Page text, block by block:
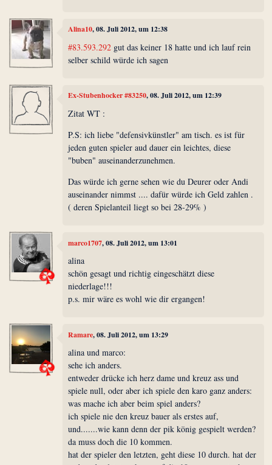
Alina10, 08. Juli 2012, um 12:38
#83.593.292 gut das keiner 18 hatte und ich lauf rein
selber schild würde ich sagen
Ex-Stubenhocker #83250, 08. Juli 2012, um 12:39
Zitat WT :
P.S: ich liebe "defensivkünstler" am tisch. es ist für
jeden guten spieler aud dauer ein leichtes, diese
"buben" auseinanderzunehmen.
Das würde ich gerne sehen wie du Deurer oder Andi
auseinander nimmst .... dafür würde ich Geld zahlen .
( deren Spielanteil liegt so bei 28-29% )
marco1707, 08. Juli 2012, um 13:01
alina
schön gesagt und richtig eingeschätzt diese
niederlage!!!
p.s. mir wäre es wohl wie dir ergangen!
Ramare, 08. Juli 2012, um 13:29
alina und marco:
sehe ich anders.
entweder drücke ich herz dame und kreuz ass und
spiele null, oder aber ich spiele den karo ganz anders:
was mache ich aber beim spiel anders?
ich spiele nie den kreuz bauer als erstes auf,
und.......wie kann denn der pik könig gespielt werden?
da muss doch die 10 kommen.
hat der spieler den letzten, geht diese 10 durch. hat der